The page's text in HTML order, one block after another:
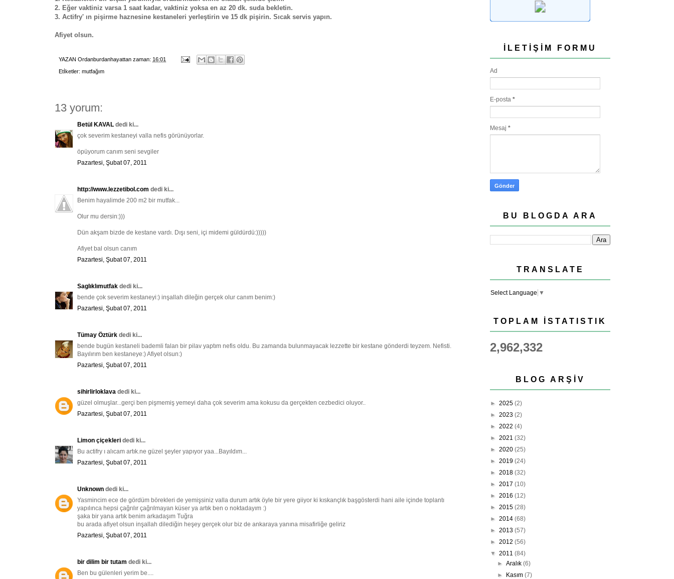
2. Eğer vaktiniz varsa 1 saat kadar, vaktiniz yoksa en az 20 dk. suda bekletin.
3. Actifry' ın pişirme haznesine kestaneleri yerleştirin ve 15 dk pişirin. Sıcak servis yapın.
Afiyet olsun.
YAZAN Ordanburdanhayattan zaman: 16:01
Etİketler: mutfağım
13 yorum:
Betül KAVAL dedi ki...
çok severim kestaneyi valla nefis görünüyorlar.
öpüyorum canım seni sevgiler
Pazartesi, Şubat 07, 2011
http://www.lezzetibol.com dedi ki...
Benim hayalimde 200 m2 bir mutfak...
Olur mu dersin:)))
Dün akşam bizde de kestane vardı. Dışı seni, içi midemi güldürdü:)))))
Afiyet bal olsun canım
Pazartesi, Şubat 07, 2011
Saglıklımutfak dedi ki...
bende çok severim kestaneyi:) inşallah dileğin gerçek olur canım benim:)
Pazartesi, Şubat 07, 2011
Tümay Öztürk dedi ki...
bende bugün kestaneli bademli falan bir pilav yaptım nefis oldu. Bu zamanda bulunmayacak lezzette bir kestane gönderdi teyzem. Nefisti.
Bayılırım ben kestaneye:) Afiyet olsun:)
Pazartesi, Şubat 07, 2011
sihirlirloklava dedi ki...
güzel olmuşlar...gerçi ben pişmemiş yemeyi daha çok severim ama kokusu da gerçekten cezbedici oluyor..
Pazartesi, Şubat 07, 2011
Limon çiçekleri dedi ki...
Bu actifry ı alıcam artık.ne güzel şeyler yapıyor yaa...Bayıldım...
Pazartesi, Şubat 07, 2011
Unknown dedi ki...
Yasmincim ece de gördüm börekleri de yemişsiniz valla durum artık öyle bir yere giiyor ki kıskançlık başgösterdi hani aile içinde toplantı
yapılınca hepsi çağrılır çağrılmayan küser ya artık ben o noktadayım :)
şaka bir yana artık benim arkadaşım Tuğra
bu arada afiyet olsun inşallah dilediğin heşey gerçek olur biz de ankaraya yanına misafirliğe geliriz
Pazartesi, Şubat 07, 2011
bir dilim bir tutam dedi ki...
Ben bu gülenleri yerim be....
İLETIŞIM FORMU
Ad
E-posta *
Mesaj *
BU BLOGDA ARA
TRANSLATE
Select Language ▼
TOPLAM İSTATISTIK
2,962,332
BLOG ARŞIV
► 2025 (2)
► 2023 (2)
► 2022 (4)
► 2021 (32)
► 2020 (25)
► 2019 (24)
► 2018 (32)
► 2017 (10)
► 2016 (12)
► 2015 (28)
► 2014 (68)
► 2013 (57)
► 2012 (56)
▼ 2011 (84)
►Aralık(6)
► Kasım(7)